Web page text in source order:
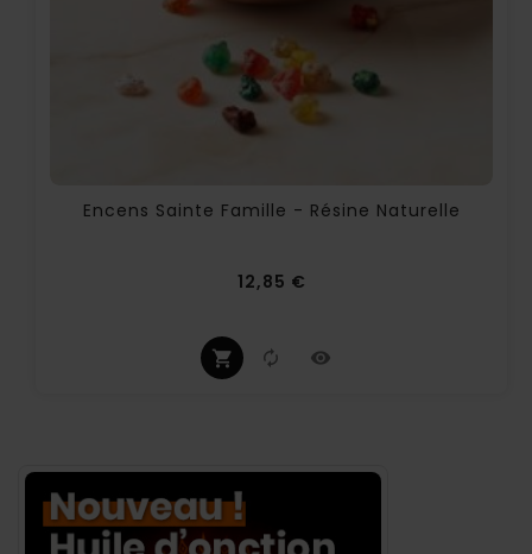
Encens Sainte Famille - Résine Naturelle
12,85 €